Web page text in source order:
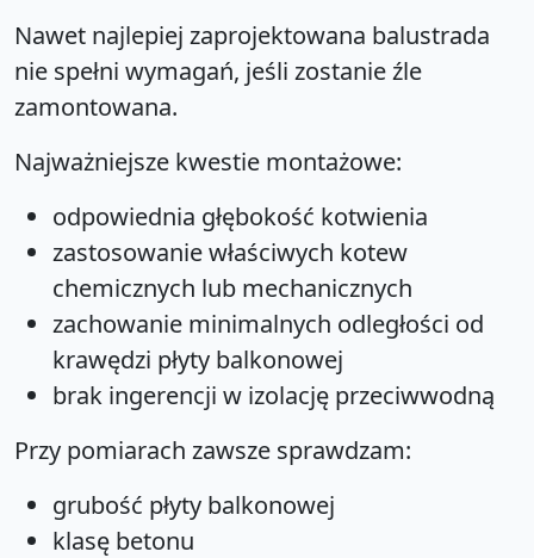
Nawet najlepiej zaprojektowana balustrada
nie spełni wymagań, jeśli zostanie źle
zamontowana.
Najważniejsze kwestie montażowe:
odpowiednia głębokość kotwienia
zastosowanie właściwych kotew
chemicznych lub mechanicznych
zachowanie minimalnych odległości od
krawędzi płyty balkonowej
brak ingerencji w izolację przeciwwodną
Przy pomiarach zawsze sprawdzam:
grubość płyty balkonowej
klasę betonu